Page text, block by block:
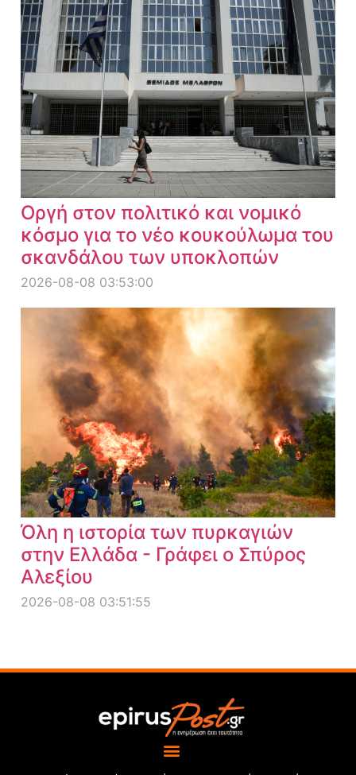
Οργή στον πολιτικό και νομικό
κόσμο για το νέο κουκούλωμα του
σκανδάλου των υποκλοπών
2026-08-08 03:53:00
Όλη η ιστορία των πυρκαγιών
στην Ελλάδα - Γράφει ο Σπύρος
Αλεξίου
2026-08-08 03:51:55